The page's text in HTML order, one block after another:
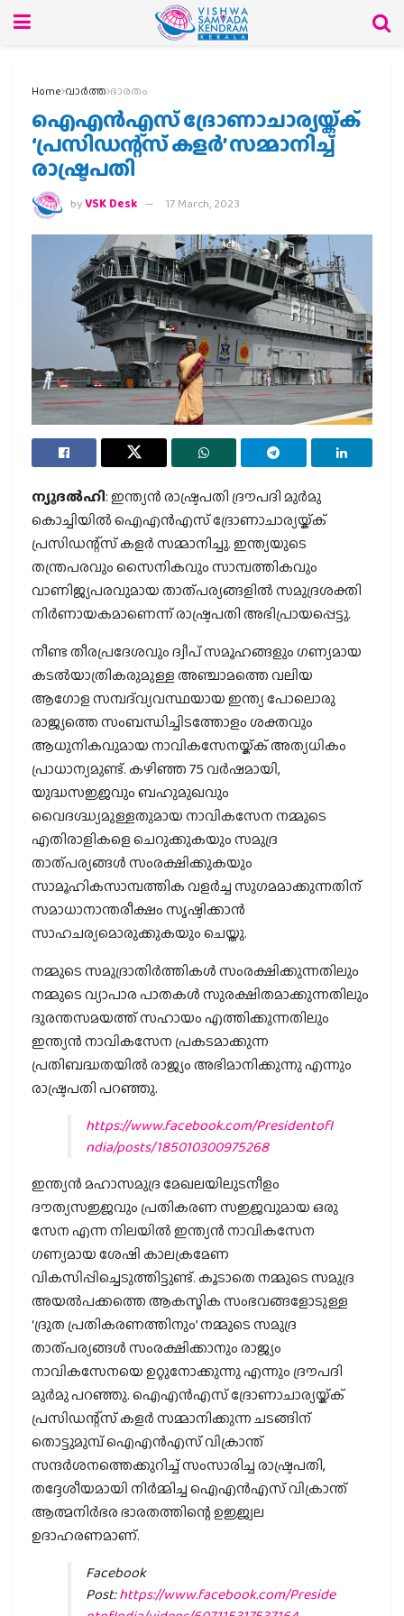
Home വാര്‍ത്ത ഭാരതം
ഐഎന്‍എസ്‍ ദ്രോണാചാര്യ‍യ്ക്ക്
‘പ്രസിഡന്റ്‌സ് കളര്‍’ സമ്മാനിച്ച്
രാഷ്ട്രപതി
byVSK Desk 17 March, 2023
ന്യൂദല്‍ഹി: ഇന്ത്യന്‍ രാഷ്ട്രപതി ദ്രൗപദി മുര്‍മു
കൊച്ചിയില്‍ഐഎന്‍എസ് ദ്രോണാചാര്യയ്ക്ക്
പ്രസിഡന്റ്‌സ് കളര്‍ സമ്മാനിച്ചു. ഇന്ത്യയുടെ
തന്ത്രപരവും സൈനികവും സാമ്പത്തികവും
വാണിജ്യപരവുമായ താത്പര്യങ്ങളില്‍ സമുദ്രശക്തി
നിര്‍ണായകമാണെന്ന് രാഷ്ട്രപതി അഭിപ്രായപ്പെട്ടു.
നീണ്ട തീരപ്രദേശവും ദ്വീപ് സമൂഹങ്ങളും ഗണ്യമായ
കടല്‍യാത്രികരുമുള്ള അഞ്ചാമത്തെ വലിയ
ആഗോള സമ്പദ്‌വ്യവസ്ഥയായ ഇന്ത്യ പോലൊരു
രാജ്യത്തെ സംബന്ധിച്ചിടത്തോളം ശക്തവും
ആധുനികവുമായ നാവികസേനയ്ക്ക് അത്യധികം
പ്രാധാന്യമുണ്ട്. കഴിഞ്ഞ 75 വര്‍ഷമായി,
യുദ്ധസജ്ജവും ബഹുമുഖവും
വൈദഗ്ദ്ധ്യമുള്ളതുമായ നാവികസേന നമ്മുടെ
എതിരാളികളെ ചെറുക്കുകയും സമുദ്ര
താത്പര്യങ്ങള്‍ സംരക്ഷിക്കുകയും
സാമൂഹികസാമ്പത്തിക വളര്‍ച്ച സുഗമമാക്കുന്നതിന്
സമാധാനാന്തരീക്ഷം സൃഷ്ടിക്കാന്‍
സാഹചര്യമൊരുക്കുകയും ചെയ്തു.
നമ്മുടെ സമുദ്രാതിര്‍ത്തികള്‍ സംരക്ഷിക്കുന്നതിലും
നമ്മുടെ വ്യാപാര പാതകള്‍ സുരക്ഷിതമാക്കുന്നതിലും
ദുരന്തസമയത്ത് സഹായം എത്തിക്കുന്നതിലും
ഇന്ത്യന്‍ നാവികസേന പ്രകടമാക്കുന്ന
പ്രതിബദ്ധതയില്‍ രാജ്യം അഭിമാനിക്കുന്നു എന്നും
രാഷ്ട്രപതി പറഞ്ഞു.
https://www.facebook.com/PresidentofI
ndia/posts/185010300975268
ഇന്ത്യന്‍ മഹാസമുദ്ര മേഖലയിലുടനീളം
ദൗത്യസജ്ജവും പ്രതികരണ സജ്ജവുമായ ഒരു
സേന എന്ന നിലയില്‍ ഇന്ത്യന്‍ നാവികസേന
ഗണ്യമായ ശേഷി കാലക്രമേണ
വികസിപ്പിച്ചെടുത്തിട്ടുണ്ട്. കൂടാതെ നമ്മുടെ സമുദ്ര
അയല്‍പക്കത്തെ ആകസ്മിക സംഭവങ്ങളോടുള്ള
‘ദ്രുത പ്രതികരണത്തിനും’ നമ്മുടെ സമുദ്ര
താത്പര്യങ്ങള്‍ സംരക്ഷിക്കാനും രാജ്യം
നാവികസേനയെ ഉറ്റുനോക്കുന്നു എന്നും ദ്രൗപദി
മുര്‍മു പറഞ്ഞു. ഐഎന്‍എസ് ദ്രോണാചാര്യയ്ക്ക്
പ്രസിഡന്റ്‌സ് കളര്‍ സമ്മാനിക്കുന്ന ചടങ്ങിന്
തൊട്ടുമുമ്പ് ഐഎന്‍എസ് വിക്രാന്ത്
സന്ദര്‍ശനത്തെക്കുറിച്ച് സംസാരിച്ച രാഷ്ട്രപതി,
തദ്ദേശീയമായി നിര്‍മ്മിച്ച ഐഎന്‍എസ് വിക്രാന്ത്
ആത്മനിര്‍ഭര ഭാരതത്തിന്റെ ഉജ്ജ്വല
ഉദാഹരണമാണ്.
Facebook
Post:https://www.facebook.com/Preside